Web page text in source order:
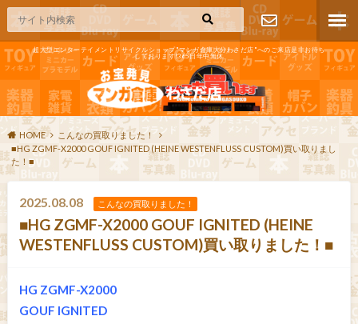
超大型エンターテイメントリサイクルショップ"マンガ倉庫大分わさだ店"へのご来店是非お待ち
しております!365日年中無休
お問い合わ
せ
HOME
こんなの買取りました！
■HG ZGMF-X2000 GOUF IGNITED (HEINE WESTENFLUSS CUSTOM)買い取りまし
た！■
2025.08.08 こんなの買取りました！
■HG ZGMF-X2000 GOUF IGNITED (HEINE
WESTENFLUSS CUSTOM)買い取りました！■
HG ZGMF-X2000
GOUF IGNITED